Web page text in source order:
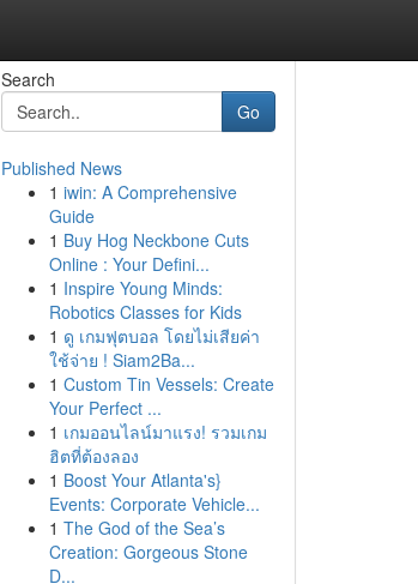
Search
Go
Published News
1 iwin: A Comprehensive
Guide
1 Buy Hog Neckbone Cuts
Online : Your Defini...
1 Inspire Young Minds:
Robotics Classes for Kids
1 ดู เกมฟุตบอล โดยไม่เสียค่า
ใช้จ่าย ! Siam2Ba...
1 Custom Tin Vessels: Create
Your Perfect ...
1 เกมออนไลน์มาแรง! รวมเกม
ฮิตที่ต้องลอง
1 Boost Your Atlanta's}
Events: Corporate Vehicle...
1 The God of the Sea’s
Creation: Gorgeous Stone
D...